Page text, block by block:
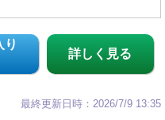
り
詳しく見る
最終更新日時：2026/7/9 13:35